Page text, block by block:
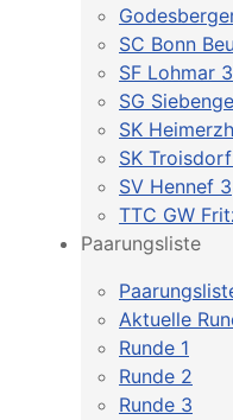
SC Bonn
SF Lohmar 3
SG
SK
SK
SV Hennef 3
TTC GW
Paarungsliste
Aktuelle
Runde 1
Runde 2
Runde 3